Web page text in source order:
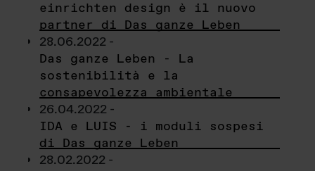
einrichten design è il nuovo
partner di Das ganze Leben
28.06.2022 -
Das ganze Leben - La
sostenibilità e la
consapevolezza ambientale
26.04.2022 -
IDA e LUIS - i moduli sospesi
di Das ganze Leben
28.02.2022 -